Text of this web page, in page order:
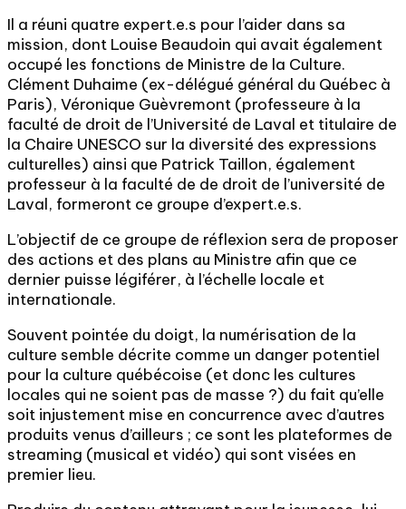
Il a réuni quatre expert.e.s pour l’aider dans sa
mission, dont Louise Beaudoin qui avait également
occupé les fonctions de Ministre de la Culture.
Clément Duhaime (ex-délégué général du Québec à
Paris), Véronique Guèvremont (professeure à la
faculté de droit de l’Université de Laval et titulaire de
la Chaire UNESCO sur la diversité des expressions
culturelles) ainsi que Patrick Taillon, également
professeur à la faculté de de droit de l’université de
Laval, formeront ce groupe d’expert.e.s.
L’objectif de ce groupe de réflexion sera de proposer
des actions et des plans au Ministre afin que ce
dernier puisse légiférer, à l’échelle locale et
internationale.
Souvent pointée du doigt, la numérisation de la
culture semble décrite comme un danger potentiel
pour la culture québécoise (et donc les cultures
locales qui ne soient pas de masse ?) du fait qu’elle
soit injustement mise en concurrence avec d’autres
produits venus d’ailleurs ; ce sont les plateformes de
streaming (musical et vidéo) qui sont visées en
premier lieu.